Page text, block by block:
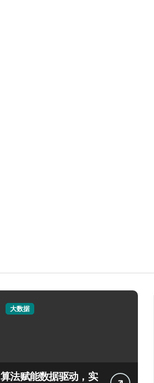
大数据
算法赋能数据驱动，实